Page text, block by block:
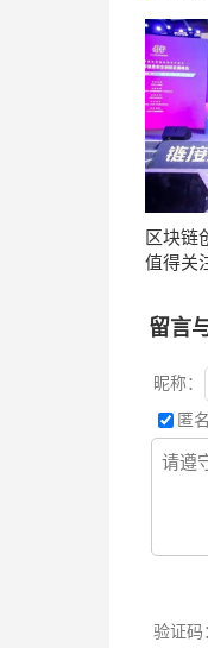
区块链
值得关
留言
昵称：
匿
验证码